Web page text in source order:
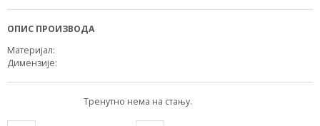
ОПИС ПРОИЗВОДА
Материјал:
Димензије:
Тренутно нема на стању.